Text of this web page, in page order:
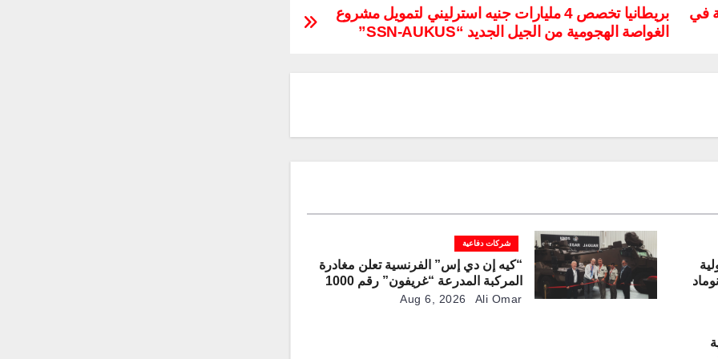
بريطانيا تخصص 4 مليارات جنيه استرليني لتمويل مشروع
الغواصة الهجومية من الجيل الجديد “SSN-AUKUS”
في
شركات دفاعية
“كيه إن دي إس” الفرنسية تعلن مغادرة
المركبة المدرعة “غريفون” رقم 1000
لخط الإنتاج Aug 6, 2026 Ali Omar